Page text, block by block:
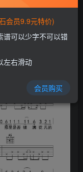
会员9.9元特价)
谱可以少字不可以错
左右滑动
会员购买